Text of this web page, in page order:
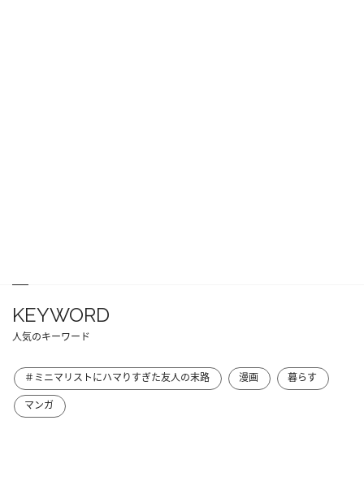
KEYWORD
人気のキーワード
＃ミニマリストにハマりすぎた友人の末路 漫画
暮らす
マンガ